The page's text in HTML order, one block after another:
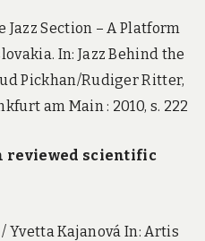
Jazz Section – A Platform
In: Jazz Behind the
Pickhan/Rudiger Ritter,
am Main : 2010, s. 222
reviewed scientific
Yvetta Kajanová In: Artis